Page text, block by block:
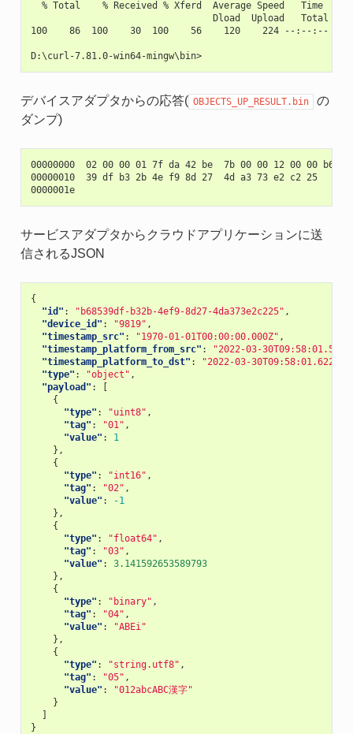
% Total    % Received % Xferd  Average Speed   Time
Dload  Upload   Total
100    86  100    30  100    56    120    224 --:--:--
D:\curl-7.81.0-win64-mingw\bin>
デバイスアダプタからの応答( OBJECTS_UP_RESULT.bin
の
ダンプ)
00000000  02 00 00 01 7f da 42 be  7b 00 00 12 00 00
00000010  39 df b3 2b 4e f9 8d 27  4d a3 73 e2 c2 25
0000001e
サービスアダプタからクラウドアプリケーションに送
信されるJSON
{
"id" : "b68539df-b32b-4ef9-8d27-4da373e2c225" ,
"device_id" : "9819" ,
"timestamp_src" : "1970-01-01T00:00:00.000Z" ,
"timestamp_platform_from_src" :
"2022-03-
"timestamp_platform_to_dst" : "2022-03-30T09:58:01.622Z"
"type" : "object" ,
"payload" :
[
{
"type" : "uint8" ,
"tag" : "01" ,
"value" :
1
},
{
"type" : "int16" ,
"tag" : "02" ,
"value" :
-1
},
{
"type" : "float64" ,
"tag" : "03" ,
"value" :
3.141592653589793
},
{
"type" : "binary" ,
"tag" : "04" ,
"value" :
"ABEi"
},
{
"type" : "string.utf8" ,
"tag" : "05" ,
"value" :
"012abcABC漢字"
}
]
}